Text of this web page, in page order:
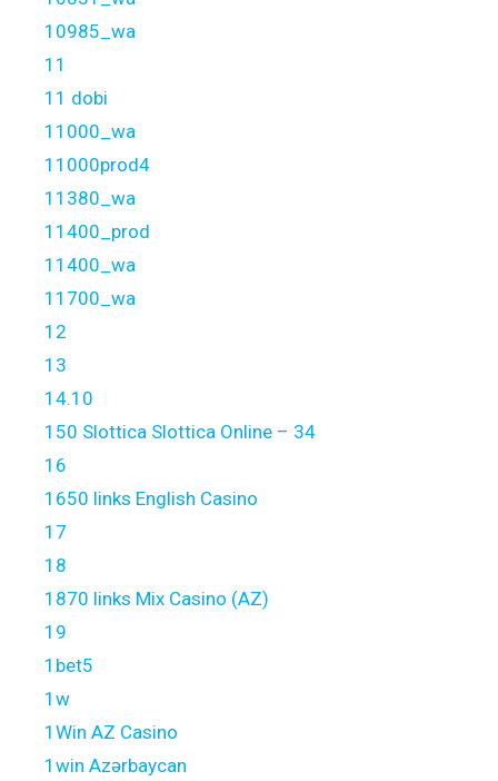
10985_wa
11
11 dobi
11000_wa
11000prod4
11380_wa
11400_prod
11400_wa
11700_wa
12
13
14.10
150 Slottica Slottica Online – 34
16
1650 links English Casino
17
18
1870 links Mix Casino (AZ)
19
1bet5
1w
1Win AZ Casino
1win Azərbaycan